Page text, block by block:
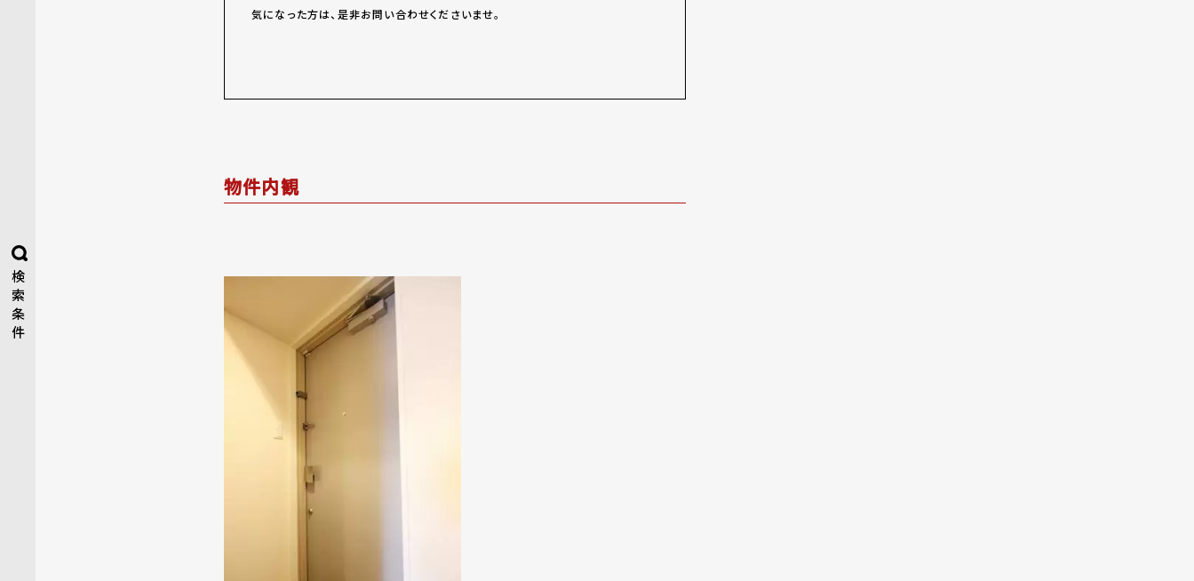
検
索
条
件
気になった方は、是非お問い合わせくださいませ。
物件内観